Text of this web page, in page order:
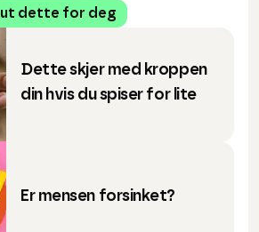
ut dette for deg
Dette skjer med kroppen
din hvis du spiser for lite
Er mensen forsinket?